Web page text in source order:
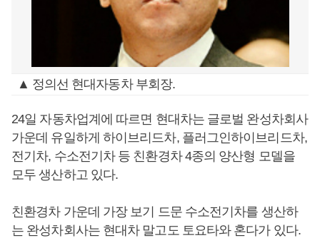
▲ 정의선 현대자동차 부회장.
24일 자동차업계에 따르면 현대차는 글로벌 완성차회사
가운데 유일하게 하이브리드차, 플러그인하이브리드차,
전기차, 수소전기차 등 친환경차 4종의 양산형 모델을
모두 생산하고 있다.
친환경차 가운데 가장 보기 드문 수소전기차를 생산하
는 완성차회사는 현대차 말고도 토요타와 혼다가 있다.